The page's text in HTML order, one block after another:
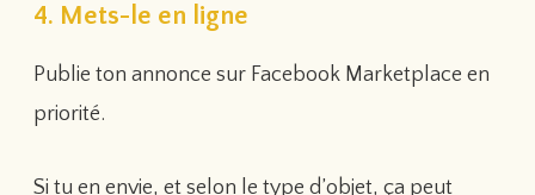
4. Mets-le en ligne
Publie ton annonce sur Facebook Marketplace en
priorité.
Si tu en envie, et selon le type d’objet, ça peut